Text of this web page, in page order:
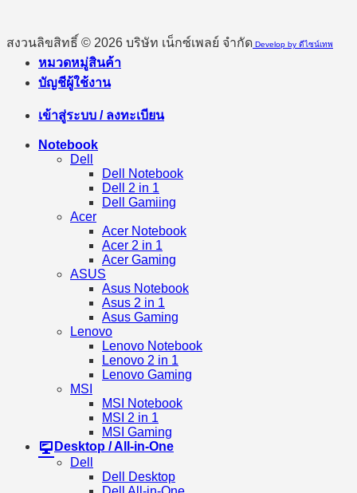
สงวนลิขสิทธิ์ © 2026 บริษัท เน็กซ์เพลย์ จำกัด Develop by ดีไซน์เทพ
หมวดหมู่สินค้า
บัญชีผู้ใช้งาน
เข้าสู่ระบบ / ลงทะเบียน
Notebook
Dell
Dell Notebook
Dell 2 in 1
Dell Gamiing
Acer
Acer Notebook
Acer 2 in 1
Acer Gaming
ASUS
Asus Notebook
Asus 2 in 1
Asus Gaming
Lenovo
Lenovo Notebook
Lenovo 2 in 1
Lenovo Gaming
MSI
MSI Notebook
MSI 2 in 1
MSI Gaming
Desktop / All-in-One
Dell
Dell Desktop